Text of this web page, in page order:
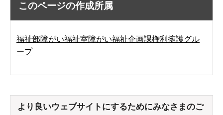
このページの作成所属
福祉部障がい福祉室障がい福祉企画課権利擁護グル
ープ
より良いウェブサイトにするためにみなさまのご